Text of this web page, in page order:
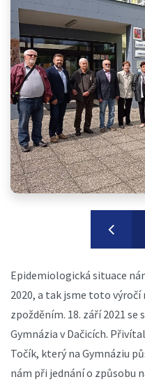
Epidemiologická situace
2020, a tak jsme toto
zpožděním. 18. září 2021 se
Gymnázia v Dačicích.
Točík, který na Gymnáziu
nám při jednání o způsobu